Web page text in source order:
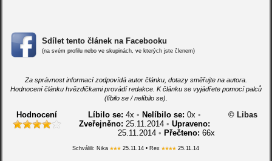
Sdílet tento článek na Facebooku
(na svém profilu nebo ve skupinách, ve kterých jste členem)
Za správnost informací zodpovídá autor článku, dotazy směřujte na autora.
Hodnocení článku hvězdičkami provádí redakce. K článku se vyjádřete pomocí palců
(líbilo se / nelíbilo se).
© Libas
Hodnocení Líbilo se: 4x• Nelíbilo se: 0x•
Zveřejněno: 25.11.2014• Upraveno:
25.11.2014• Přečteno: 66x
Schválili: Nika 25.11.14 • Rex 25.11.14